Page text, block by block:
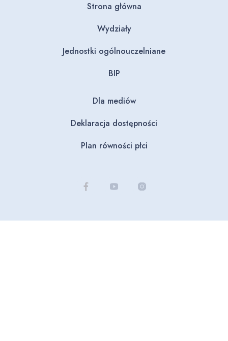
Strona główna
Wydziały
Jednostki ogólnouczelniane
BIP
Dla mediów
Deklaracja dostępności
Plan równości płci